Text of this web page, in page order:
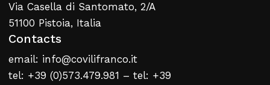
Via Casella di Santomato, 2/A
51100 Pistoia, Italia
Contacts
email: info@covilifranco.it
tel: +39 (0)573.479.981 – tel: +39